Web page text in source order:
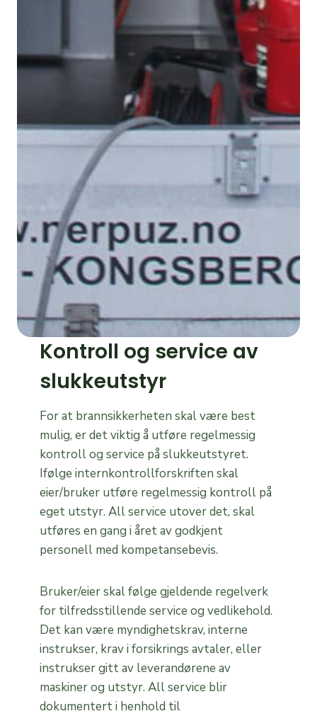
Kontroll og service av
slukkeutstyr
For at brannsikkerheten skal være best
mulig, er det viktig å utføre regelmessig
kontroll og service på slukkeutstyret.
Ifølge internkontrollforskriften skal
eier/bruker utføre regelmessig kontroll på
eget utstyr. All service utover det, skal
utføres en gang i året av godkjent
personell med kompetansebevis.
Bruker/eier skal følge gjeldende regelverk
for tilfredsstillende service og vedlikehold.
Det kan være myndighetskrav, interne
instrukser, krav i forsikrings avtaler, eller
instrukser gitt av leverandørene av
maskiner og utstyr. All service blir
dokumentert i henhold til